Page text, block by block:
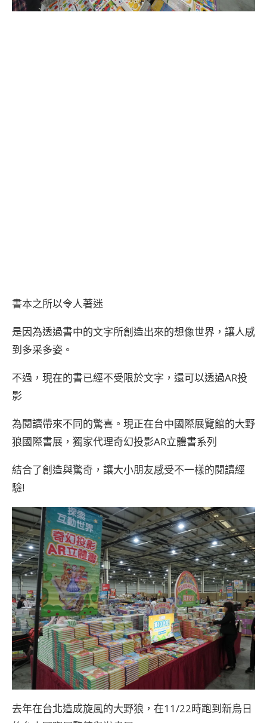
書本之所以令人著迷
是因為透過書中的文字所創造出來的想像世界，讓人感
到多采多姿。
不過，現在的書已經不受限於文字，還可以透過AR投
影
為閱讀帶來不同的驚喜。現正在台中國際展覽館的大野
狼國際書展，獨家代理奇幻投影AR立體書系列
結合了創造與驚奇，讓大小朋友感受不一樣的閱讀經
驗!
去年在台北造成旋風的大野狼，在11/22時跑到新烏日